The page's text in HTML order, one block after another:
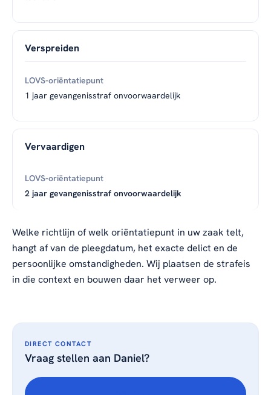
Verspreiden
1 jaar gevangenisstraf onvoorwaardelijk
Vervaardigen
2 jaar gevangenisstraf onvoorwaardelijk
Welke richtlijn of welk oriëntatiepunt in uw zaak telt,
hangt af van de pleegdatum, het exacte delict en de
persoonlijke omstandigheden. Wij plaatsen de strafeis
in die context en bouwen daar het verweer op.
DIRECT CONTACT
Vraag stellen aan Daniel?